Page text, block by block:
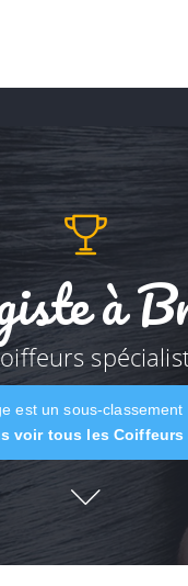
à
est un sous-classement
voir tous les Coiffeurs